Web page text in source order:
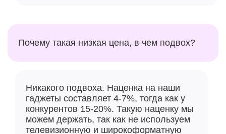
Почему такая низкая цена, в чем подвох?
Никакого подвоха. Наценка на наши
гаджеты составляет 4-7%, тогда как у
конкурентов 15-20%. Такую наценку мы
можем держать, так как не используем
телевизионную и широкоформатную